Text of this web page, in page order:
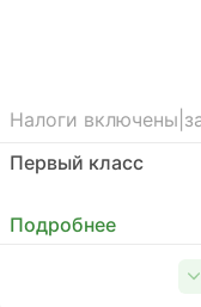
Налоги включены
Первый класс
Подробнее